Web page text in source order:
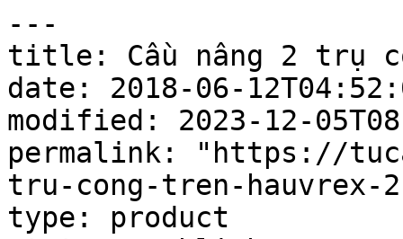
---
title: Cầu nâng 2 trụ
date: 2018-06-
modified: 2023-12-
permalink: "https://
tru-cong-tren-hauvrex-
type: product